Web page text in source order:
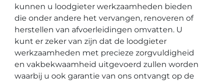
kunnen u loodgieter werkzaamheden bieden
die onder andere het vervangen, renoveren of
herstellen van afvoerleidingen omvatten. U
kunt er zeker van zijn dat de loodgieter
werkzaamheden met precieze zorgvuldigheid
en vakbekwaamheid uitgevoerd zullen worden
waarbij u ook garantie van ons ontvangt op de